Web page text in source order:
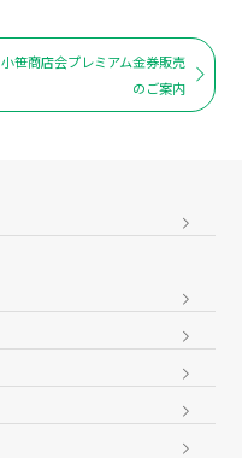
小笹商店会プレミアム金券販売
のご案内